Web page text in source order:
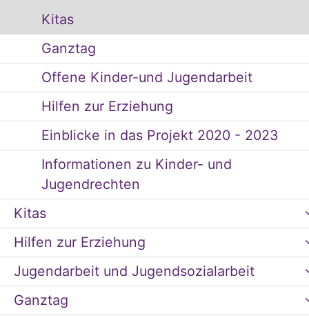
Kitas
Ganztag
Offene Kinder-und Jugendarbeit
Hilfen zur Erziehung
Einblicke in das Projekt 2020 - 2023
Informationen zu Kinder- und
Jugendrechten
Kitas
Hilfen zur Erziehung
Jugendarbeit und Jugendsozialarbeit
Ganztag